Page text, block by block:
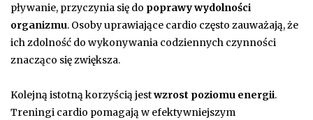
pływanie, przyczynia się do poprawy wydolności
organizmu. Osoby uprawiające cardio często zauważają, że
ich zdolność do wykonywania codziennych czynności
znacząco się zwiększa.
Kolejną istotną korzyścią jestwzrost poziomu energii.
Treningi cardio pomagają w efektywniejszym